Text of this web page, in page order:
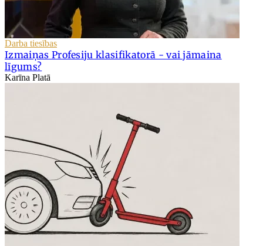
Darba tiesības
Izmaiņas Profesiju klasifikatorā - vai jāmaina
līgums?
Karīna Platā